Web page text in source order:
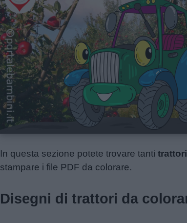
In questa sezione potete trovare tanti
stampare i file PDF da colorare.
Disegni di trattori da